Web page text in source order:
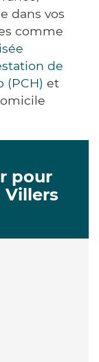
dans vos
comme
de
(PCH) et
pour
Villers